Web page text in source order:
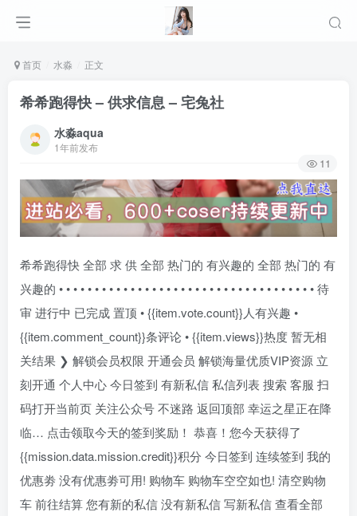
首页 水淼 正文
希希跑得快 – 供求信息 – 宅兔社
水淼aqua
1年前发布
11
希希跑得快 全部 求 供 全部 热门的 有兴趣的 全部 热门的 有
兴趣的 • • • • • • • • • • • • • • • • • • • • • • • • • • • • • • • • • • • • 待
审 进行中 已完成 置顶 • {{item.vote.count}}人有兴趣 •
{{item.comment_count}}条评论 • {{item.views}}热度 暂无相
关结果 ❯ 解锁会员权限 开通会员 解锁海量优质VIP资源 立
刻开通 个人中心 今日签到 有新私信 私信列表 搜索 客服 扫
码打开当前页 关注公众号 不迷路 返回顶部 幸运之星正在降
临… 点击领取今天的签到奖励！ 恭喜！您今天获得了
{{mission.data.mission.credit}}积分 今日签到 连续签到 我的
优惠劵 没有优惠劵可用! 购物车 购物车空空如也! 清空购物
车 前往结算 您有新的私信 没有新私信 写新私信 查看全部